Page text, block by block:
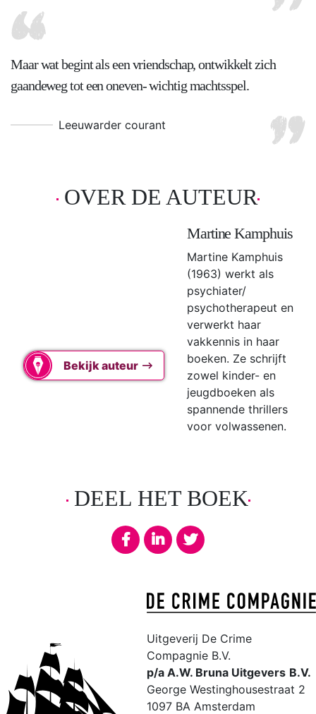
Maar wat begint als een vriendschap, ontwikkelt zich
gaandeweg tot een oneven- wichtig machtsspel.
Leeuwarder courant
OVER DE AUTEUR
Bekijk auteur
Martine Kamphuis
Martine Kamphuis
(1963) werkt als
psychiater/
psychotherapeut en
verwerkt haar
vakkennis in haar
boeken. Ze schrijft
zowel kinder- en
jeugdboeken als
spannende thrillers
voor volwassenen.
DEEL HET BOEK
Uitgeverij De Crime
Compagnie B.V.
p/a A.W. Bruna Uitgevers B.V.
George Westinghousestraat 2
1097 BA Amsterdam